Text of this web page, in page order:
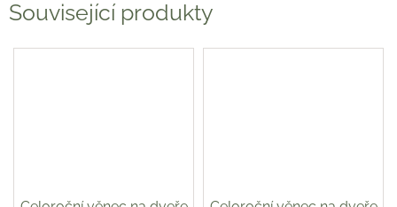
Související produkty